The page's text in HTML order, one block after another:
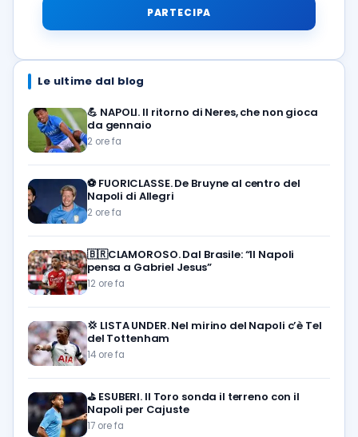
PARTECIPA
Le ultime dal blog
💪 NAPOLI. Il ritorno di Neres, che non gioca
da gennaio
2 ore fa
⚽️ FUORICLASSE. De Bruyne al centro del
Napoli di Allegri
2 ore fa
🇧🇷CLAMOROSO. Dal Brasile: “Il Napoli
pensa a Gabriel Jesus”
12 ore fa
💢 LISTA UNDER. Nel mirino del Napoli c’è Tel
del Tottenham
14 ore fa
⛳ ESUBERI. Il Toro sonda il terreno con il
Napoli per Cajuste
17 ore fa